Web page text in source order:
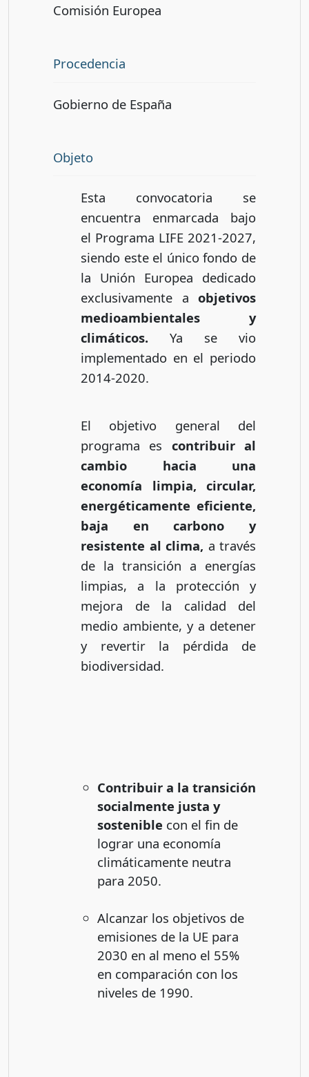
Comisión Europea
Procedencia
Gobierno de España
Objeto
Esta convocatoria se
encuentra enmarcada bajo
el Programa LIFE 2021-2027,
siendo este el único fondo de
la Unión Europea dedicado
exclusivamente a objetivos
medioambientales y
climáticos. Ya se vio
implementado en el periodo
2014-2020.
El objetivo general del
programa es contribuir al
cambio hacia una
economía limpia, circular,
energéticamente eficiente,
baja en carbono y
resistente al clima, a través
de la transición a energías
limpias, a la protección y
mejora de la calidad del
medio ambiente, y a detener
y revertir la pérdida de
biodiversidad.
Contribuir a la transición
socialmente justa y
sostenible con el fin de
lograr una economía
climáticamente neutra
para 2050.
Alcanzar los objetivos de
emisiones de la UE para
2030 en al meno el 55%
en comparación con los
niveles de 1990.